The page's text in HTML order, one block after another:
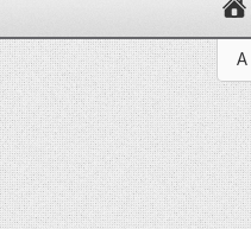
A
A